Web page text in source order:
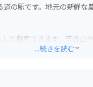
の駅です。地元の新鮮
て駐車できます。筑波
センター」では、地元の
...続きを読む